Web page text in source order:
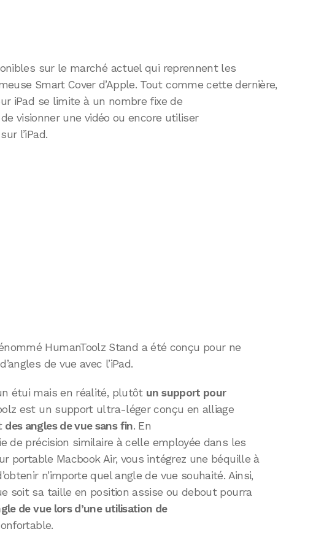
sur le marché actuel qui reprennent les
Smart Cover d’Apple. Tout comme cette dernière,
iPad se limite à un nombre fixe de
de visionner une vidéo ou encore utiliser
l’iPad.
HumanToolz Stand a été conçu pour ne
de vue avec l’iPad.
étui mais en réalité, plutôt un support pour
est un support ultra-léger conçu en alliage
des angles de vue sans fin. En
de précision similaire à celle employée dans les
portable Macbook Air, vous intégrez une béquille à
n’importe quel angle de vue souhaité. Ainsi,
soit sa taille en position assise ou debout pourra
de vue lors d’une utilisation de